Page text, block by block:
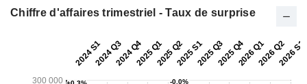
Chiffre d'affaires trimestriel - Taux de surprise